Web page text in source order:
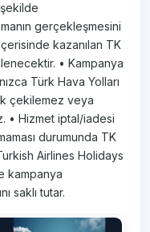
gerçekleşmesini
kazanılan TK
• Kampanya
Türk Hava Yolları
çekilemez veya
• Hizmet iptal/iadesi
durumunda TK
Airlines Holidays
kampanya
saklı tutar.